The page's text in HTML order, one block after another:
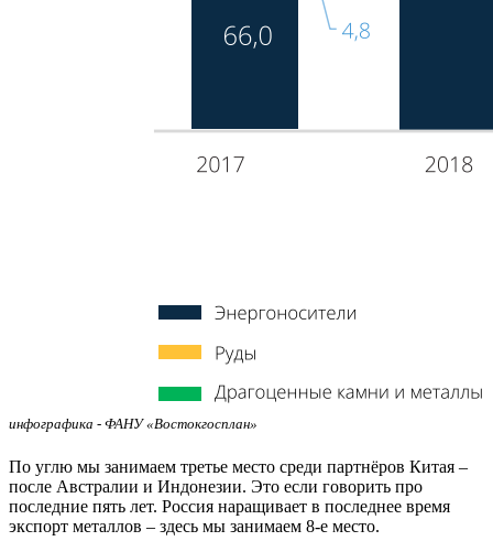
инфографика - ФАНУ «Востокгосплан»
По углю мы занимаем третье место среди партнёров Китая –
после Австралии и Индонезии. Это если говорить про
последние пять лет. Россия наращивает в последнее время
экспорт металлов – здесь мы занимаем 8-е место.